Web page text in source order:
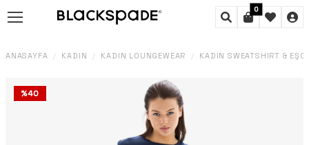
0
ANASAYFA / KADIN / KADIN LOUNGEWEAR / KADIN SWEATSHIRT &
%40